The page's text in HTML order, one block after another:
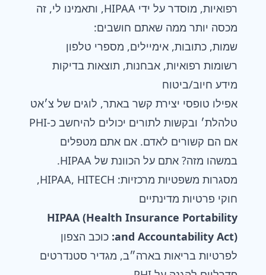
רפואיות, מוסדר על ידי HIPAA, ותאמינו לי, זה
מכסה יותר ממה שאתם חושבים:
שמות, כתובות, אימיילים, מספרי טלפון
רשומות רפואיות, אבחנות, תוצאות בדיקות
מידע חיוב/ביטוח
אפילו טופסי יצירת קשר באתר, לוגים של צ׳אט
טלהלת׳ ובקשות לתורים יכולים להיחשב כ-PHI
אם הם קשורים לאדם. אם אתם מטפלים
במשהו מזה? אתם על הכוונת של HIPAA.
מסגרות משפטיות מרכזיות: HIPAA, HITECH,
חוקי פרטיות מדינתיים
HIPAA (Health Insurance Portability
and Accountability Act): כוכב הצפון
לפרטיות בריאות בארה״ב, מגדיר סטנדרטים